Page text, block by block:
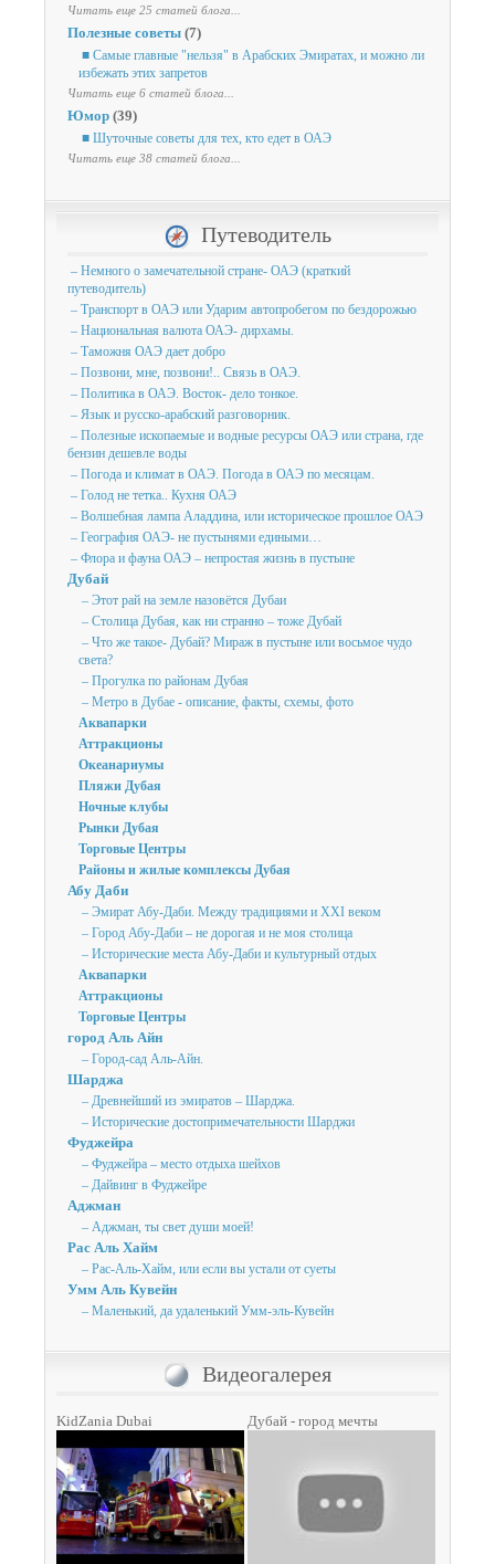
Читать еще 25 статей блога...
Полезные советы (7)
■ Самые главные "нельзя" в Арабских Эмиратах, и можно ли
избежать этих запретов
Читать еще 6 статей блога...
Юмор (39)
■ Шуточные советы для тех, кто едет в ОАЭ
Читать еще 38 статей блога...
Путеводитель
– Немного о замечательной стране- ОАЭ (краткий
путеводитель)
– Транспорт в ОАЭ или Ударим автопробегом по бездорожью
– Национальная валюта ОАЭ- дирхамы.
– Таможня ОАЭ дает добро
– Позвони, мне, позвони!.. Связь в ОАЭ.
– Политика в ОАЭ. Восток- дело тонкое.
– Язык и русско-арабский разговорник.
– Полезные ископаемые и водные ресурсы ОАЭ или страна, где
бензин дешевле воды
– Погода и климат в ОАЭ. Погода в ОАЭ по месяцам.
– Голод не тетка.. Кухня ОАЭ
– Волшебная лампа Аладдина, или историческое прошлое ОАЭ
– География ОАЭ- не пустынями едиными…
– Флора и фауна ОАЭ – непростая жизнь в пустыне
Дубай
– Этот рай на земле назовётся Дубаи
– Столица Дубая, как ни странно – тоже Дубай
– Что же такое- Дубай? Мираж в пустыне или восьмое чудо
света?
– Прогулка по районам Дубая
– Метро в Дубае - описание, факты, схемы, фото
Аквапарки
Аттракционы
Океанариумы
Пляжи Дубая
Ночные клубы
Рынки Дубая
Торговые Центры
Районы и жилые комплексы Дубая
Абу Даби
– Эмират Абу-Даби. Между традициями и XXI веком
– Город Абу-Даби – не дорогая и не моя столица
– Исторические места Абу-Даби и культурный отдых
Аквапарки
Аттракционы
Торговые Центры
город Аль Айн
– Город-сад Аль-Айн.
Шарджа
– Древнейший из эмиратов – Шарджа.
– Исторические достопримечательности Шарджи
Фуджейра
– Фуджейра – место отдыха шейхов
– Дайвинг в Фуджейре
Аджман
– Аджман, ты свет души моей!
Рас Аль Хайм
– Рас-Аль-Хайм, или если вы устали от суеты
Умм Аль Кувейн
– Маленький, да удаленький Умм-эль-Кувейн
Видеогалерея
KidZania Dubai Дубай - город мечты